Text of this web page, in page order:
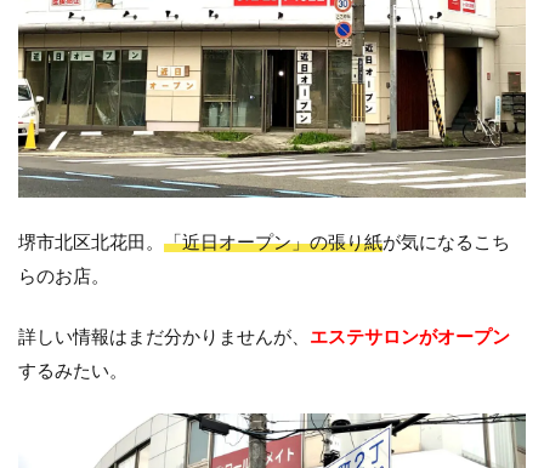
堺市北区北花田。 「近日オープン」の張り紙が気になるこち
らのお店。
詳しい情報はまだ分かりませんが、 エステサロンがオープン
するみたい。